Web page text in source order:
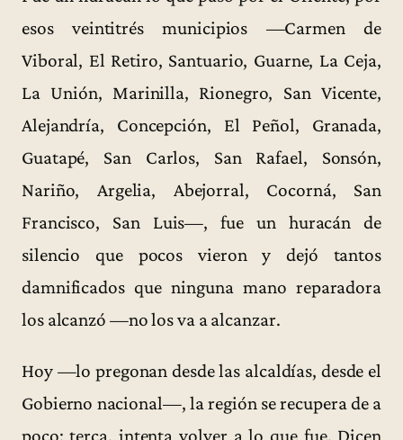
esos veintitrés municipios —Carmen de
Viboral, El Retiro, Santuario, Guarne, La Ceja,
La Unión, Marinilla, Rionegro, San Vicente,
Alejandría, Concepción, El Peñol, Granada,
Guatapé, San Carlos, San Rafael, Sonsón,
Nariño, Argelia, Abejorral, Cocorná, San
Francisco, San Luis—, fue un huracán de
silencio que pocos vieron y dejó tantos
damnificados que ninguna mano reparadora
los alcanzó —no los va a alcanzar.
Hoy —lo pregonan desde las alcaldías, desde el
Gobierno nacional—, la región se recupera de a